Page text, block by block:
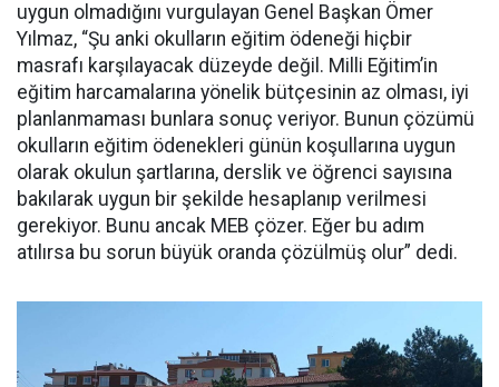
uygun olmadığını vurgulayan Genel Başkan Ömer
Yılmaz, “Şu anki okulların eğitim ödeneği hiçbir
masrafı karşılayacak düzeyde değil. Milli Eğitim’in
eğitim harcamalarına yönelik bütçesinin az olması, iyi
planlanmaması bunlara sonuç veriyor. Bunun çözümü
okulların eğitim ödenekleri günün koşullarına uygun
olarak okulun şartlarına, derslik ve öğrenci sayısına
bakılarak uygun bir şekilde hesaplanıp verilmesi
gerekiyor. Bunu ancak MEB çözer. Eğer bu adım
atılırsa bu sorun büyük oranda çözülmüş olur” dedi.